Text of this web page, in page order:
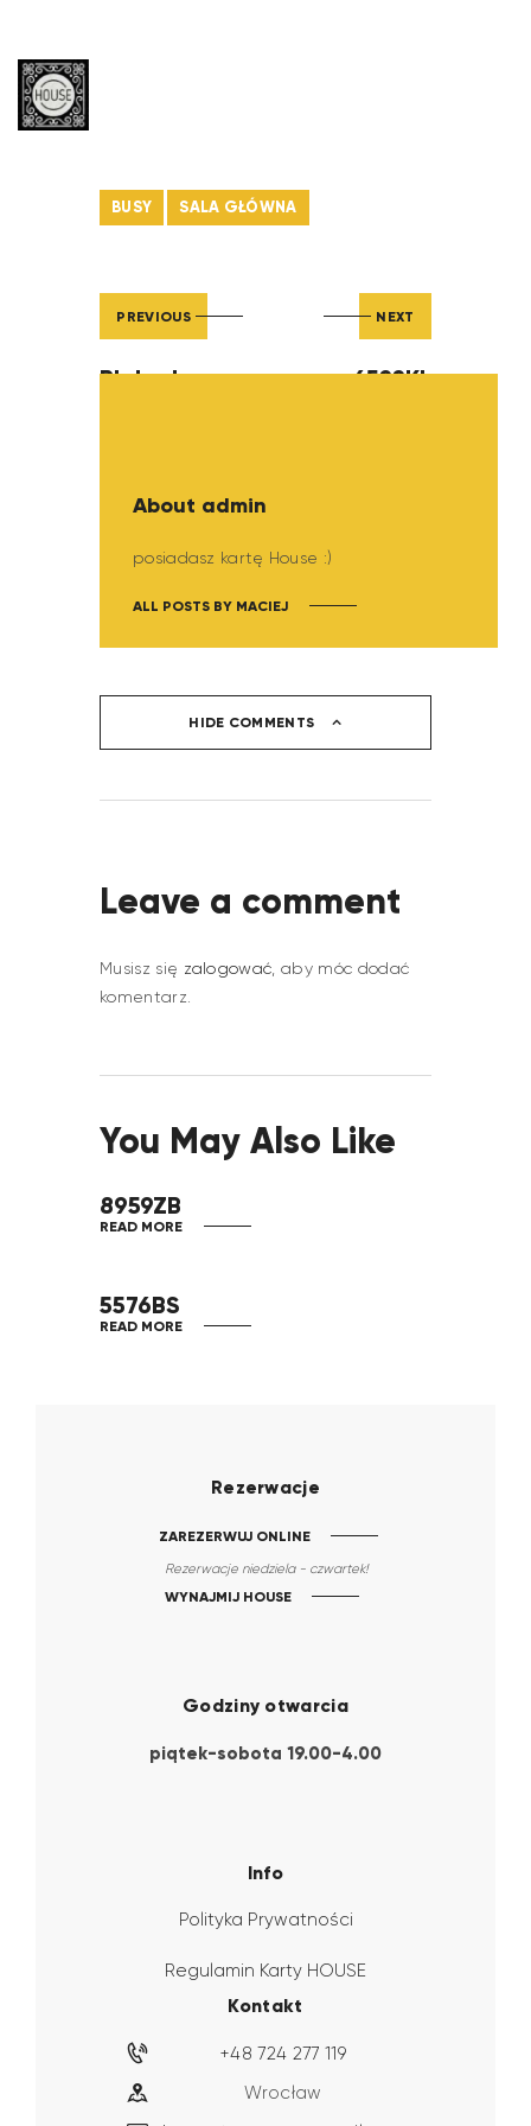
BUSY SALA GŁÓWNA
PREVIOUS
Blokada
NEXT
6522KL
About admin
posiadasz kartę House :)
ALL POSTS BY MACIEJ
HIDE COMMENTS
Leave a comment
Musisz się zalogować , aby móc dodać
komentarz.
You May Also Like
8959ZB
READ MORE
5576BS
READ MORE
Rezerwacje
ZAREZERWUJ ONLINE
Rezerwacje niedziela - czwartek!
WYNAJMIJ HOUSE
Godziny otwarcia
piątek-sobota 19.00-4.00
Info
Polityka Prywatności
Regulamin Karty HOUSE
Kontakt
Wrocław
+48 724 277 119